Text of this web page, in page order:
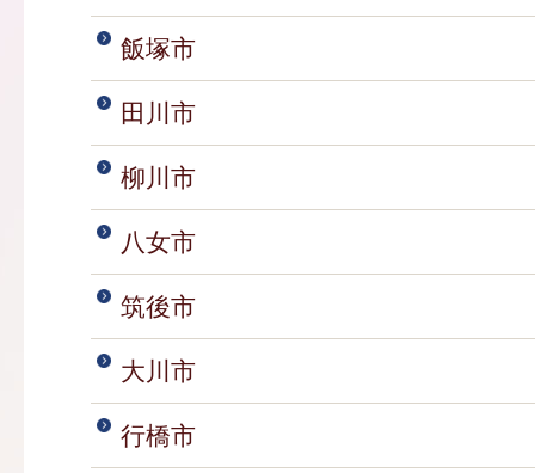
飯塚市
田川市
柳川市
八女市
筑後市
大川市
行橋市